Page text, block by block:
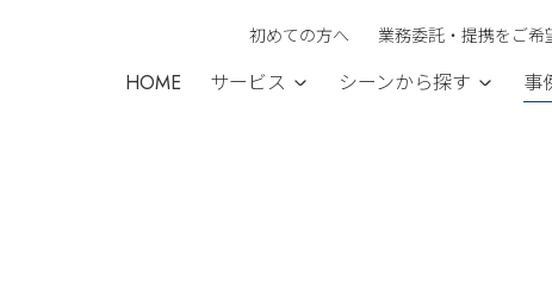
初めての方へ 業務委託・提携をご希
HOME サービス シーンから探す 事